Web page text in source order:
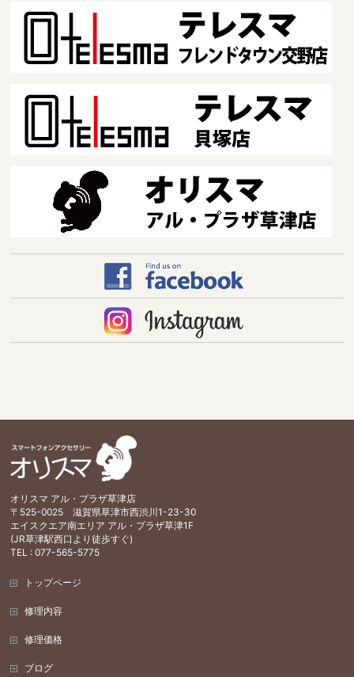
オリスマ アル・プラザ草津店
〒525-0025 滋賀県草津市西渋川1-23-30
エイスクエア南エリア アル・プラザ草津1F
(JR草津駅西口より徒歩すぐ)
TEL : 077-565-5775
トップページ
修理内容
修理価格
ブログ